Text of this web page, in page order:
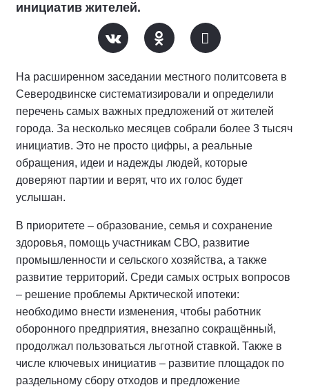
инициатив жителей.
На расширенном заседании местного политсовета в
Северодвинске систематизировали и определили
перечень самых важных предложений от жителей
города. За несколько месяцев собрали более 3 тысяч
инициатив. Это не просто цифры, а реальные
обращения, идеи и надежды людей, которые
доверяют партии и верят, что их голос будет
услышан.
В приоритете – образование, семья и сохранение
здоровья, помощь участникам СВО, развитие
промышленности и сельского хозяйства, а также
развитие территорий. Среди самых острых вопросов
– решение проблемы Арктической ипотеки:
необходимо внести изменения, чтобы работник
оборонного предприятия, внезапно сокращённый,
продолжал пользоваться льготной ставкой. Также в
числе ключевых инициатив – развитие площадок по
раздельному сбору отходов и предложение